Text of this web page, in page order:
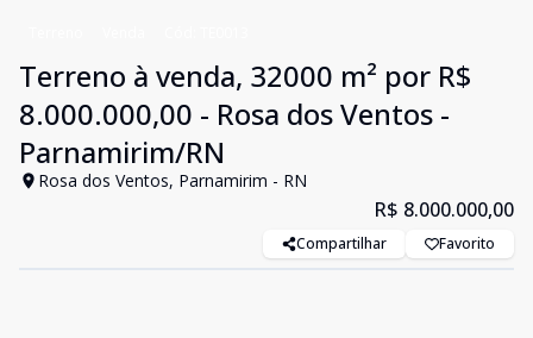
Terreno à venda, 32000 m² por R$
8.000.000,00 - Rosa dos Ventos -
Parnamirim/RN
Rosa dos Ventos, Parnamirim - RN
R$ 8.000.000,00
Compartilhar Favorito